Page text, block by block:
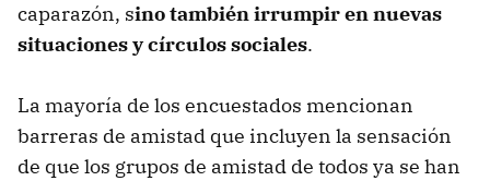
caparazón, sino también irrumpir en nuevas
situaciones y círculos sociales.
La mayoría de los encuestados mencionan
barreras de amistad que incluyen la sensación
de que los grupos de amistad de todos ya se han